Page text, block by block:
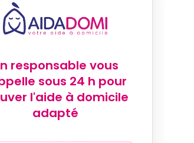
responsable vous
sous 24 h pour
l'aide à domicile
adapté